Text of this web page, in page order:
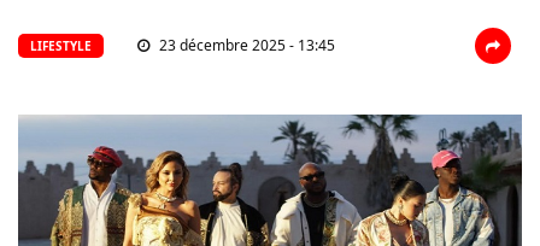
LIFESTYLE 23 décembre 2025 - 13:45